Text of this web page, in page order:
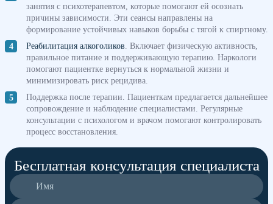
занятия с психотерапевтом, которые помогают ей осознать
причины зависимости. Эти сеансы направлены на
формирование устойчивых навыков борьбы с тягой к спиртному.
Реабилитация алкоголиков . Включает физическую активность,
правильное питание и поддерживающую терапию. Наркологи
помогают пациентке вернуться к нормальной жизни и
минимизировать риск рецидива.
Поддержка после терапии. Пациенткам предлагается дальнейшее
сопровождение и наблюдение специалистами. Регулярные
консультации с психологом и врачом помогают контролировать
процесс восстановления.
Бесплатная консультация специалиста